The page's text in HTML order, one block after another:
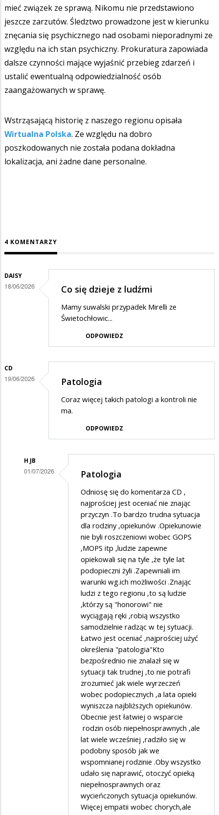
mieć związek ze sprawą. Nikomu nie przedstawiono
jeszcze zarzutów. Śledztwo prowadzone jest w kierunku
znęcania się psychicznego nad osobami nieporadnymi ze
względu na ich stan psychiczny. Prokuratura zapowiada
dalsze czynności mające wyjaśnić przebieg zdarzeń i
ustalić ewentualną odpowiedzialność osób
zaangażowanych w sprawę.
Wstrząsającą historię z naszego regionu opisała
Wirtualna Polska. Ze względu na dobro
poszkodowanych nie została podana dokładna
lokalizacja, ani żadne dane personalne.
4 KOMENTARZY
DAISY
18/06/2026 Co się dzieje z ludźmi
Mamy suwalski przypadek Mirelli ze
Świetochłowic...
ODPOWIEDZ
CD
19/06/2026 Patologia
Coraz więcej takich patologi a kontroli nie
ma.
ODPOWIEDZ
H JB
01/07/2026 Patologia
Odniosę się do komentarza CD ,
najprościej jest oceniać nie znając
przyczyn .To bardzo trudna sytuacja
dla rodziny ,opiekunów .Opiekunowie
nie byli roszczeniowi wobec GOPS
,MOPS itp ,ludzie zapewne
opiekowali się na tyle ,że tyle lat
podopieczni żyli .Zapewniali im
warunki wg.ich możliwości .Znając
ludzi z tego regionu ,to są ludzie
,którzy są "honorowi" nie
wyciągają ręki ,robią wszystko
samodzielnie radząc w tej sytuacji.
Łatwo jest oceniać ,najprościej użyć
określenia "patologia"Kto
bezpośrednio nie znalazł się w
sytuacji tak trudnej ,to nie potrafi
zrozumieć jak wiele wyrzeczeń
wobec podopiecznych ,a lata opieki
wyniszcza najbliższych opiekunów.
Obecnie jest łatwiej o wsparcie
rodzin osób niepełnosprawnych ,ale
lat wiele wcześniej ,radziło się w
podobny sposób jak we
wspomnianej rodzinie .Oby wszystko
udało się naprawić, otoczyć opieką
niepełnosprawnych oraz
wycieńczonych sytuacja opiekunów.
Więcej empatii wobec chorych,ale